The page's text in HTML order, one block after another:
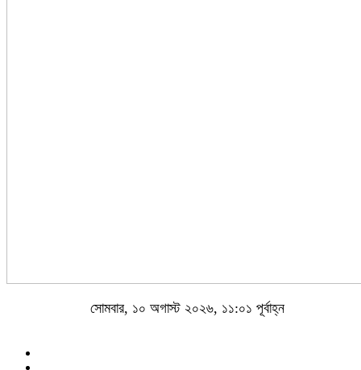
সোমবার, ১০ অগাস্ট ২০২৬, ১১:০১ পূর্বাহ্ন